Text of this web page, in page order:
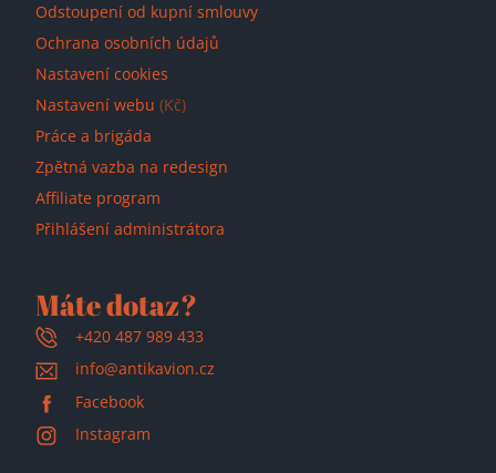
Odstoupení od kupní smlouvy
Ochrana osobních údajů
Nastavení cookies
Nastavení webu (Kč)
Práce a brigáda
Zpětná vazba na redesign
Affiliate program
Přihlášení administrátora
Máte dotaz?
+420 487 989 433
info@antikavion.cz
Facebook
Instagram